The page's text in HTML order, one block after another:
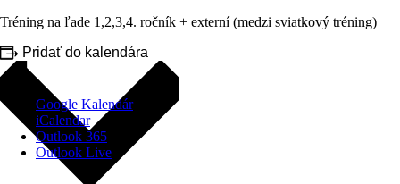
Tréning na ľade 1,2,3,4. ročník + externí (medzi sviatkový tréning)
Pridať do kalendára
Google Kalendár
iCalendar
Outlook 365
Outlook Live